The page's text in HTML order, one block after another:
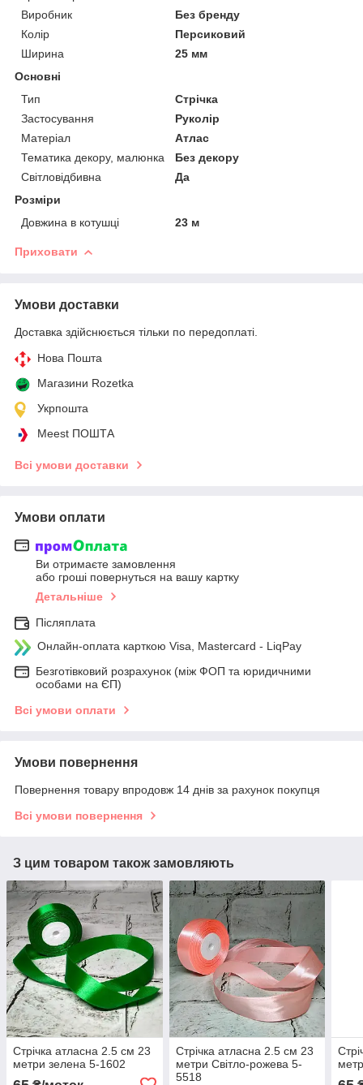
Виробник
Без бренду
Колір
Персиковий
Ширина
25 мм
Основні
Тип
Стрічка
Застосування
Руколір
Матеріал
Атлас
Тематика декору, малюнка
Без декору
Світловідбивна
Да
Розміри
Довжина в котушці
23 м
Приховати
Умови доставки
Доставка здійснюється тільки по передоплаті.
Нова Пошта
Магазини Rozetka
Укрпошта
Meest ПОШТА
Всі умови доставки
Умови оплати
Ви отримаєте замовлення
або гроші повернуться на вашу картку
Детальніше
Післяплата
Онлайн-оплата карткою Visa, Mastercard - LiqPay
Безготівковий розрахунок (між ФОП та юридичними
особами на ЄП)
Всі умови оплати
Умови повернення
Повернення товару впродовж 14 днів за рахунок покупця
Всі умови повернення
З цим товаром також замовляють
Стрічка атласна 2.5 см 23
метри зелена 5-1602
Стрічка атласна 2.5 см 23
метри Світло-рожева 5-
5518